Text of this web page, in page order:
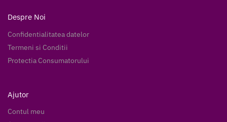
Despre Noi
Confidentialitatea datelor
Termeni si Conditii
Protectia Consumatorului
Ajutor
Contul meu